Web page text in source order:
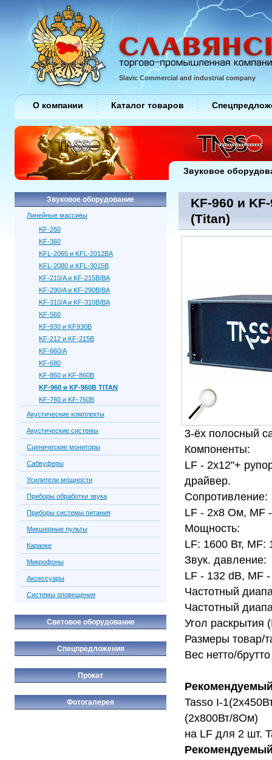
KF-960 и
(Titan)
3-ёх полосный
Компоненты:
LF - 2x12"+
драйвер.
Сопротивление:
LF - 2x8 Ом, MF
Мощность:
LF: 1600 Вт, MF:
Звук. давление:
LF - 132 dB, MF
Частотный
Частотный
Угол раскрытия
Размеры товар/
Вес нетто/
Tasso I-
(2х800Вт/8Ом)
на LF для 2 шт.
Звуковое оборудование
Линейные массивы
KF-260
KF-360
KFL-2065 и KFL-2012BA
KFL-2080 и KFL-3015B
KF-210/A и KF-215B/BA
KF-290/A и KF-290B/BA
KF-310/A и KF-310B/BA
KF-560
KF-930 и KF930B
KF-212 и KF-215B
KF-660/A
KF-680
KF-860 и KF-860B
KF-960 и KF-960B TITAN
KF-760 и KF-760B
Акустические комплекты
Акустические системы
Сценические мониторы
Сабвуферы
Усилители мощности
Приборы обработки звука
Приборы системы питания
Микшерные пульты
Караоке
Микрофоны
Аксессуары
Системы оповещения
Световое оборудование
Спецпредложения
Прокат
Фотогалерея
Slavic Commercial and industrial company
О компании Каталог товаров
Звуковое